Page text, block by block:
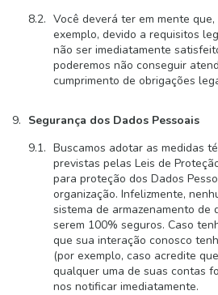
Você deverá ter em mente
exemplo, devido a requisitos
não ser imediatamente
poderemos não conseguir
cumprimento de obrigações
Segurança dos Dados Pessoais
Buscamos adotar as medidas
previstas pelas Leis de
para proteção dos Dados
organização. Infelizmente,
sistema de armazenamento de
serem 100% seguros. Caso
que sua interação conosco
(por exemplo, caso acredite
qualquer uma de suas contas
nos notificar imediatamente.